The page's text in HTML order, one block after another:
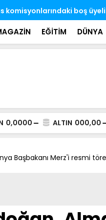
komisyonlarındaki boş
EĞİTİM DÜNYA
0,0000 ALTIN 000,00
Başbakanı Merz'i resmi